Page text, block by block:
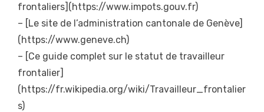
frontaliers](https://www.impots.gouv.fr)
– [Le site de l’administration cantonale de Genève]
(https://www.geneve.ch)
– [Ce guide complet sur le statut de travailleur
frontalier]
(https://fr.wikipedia.org/wiki/Travailleur_frontalier
s)